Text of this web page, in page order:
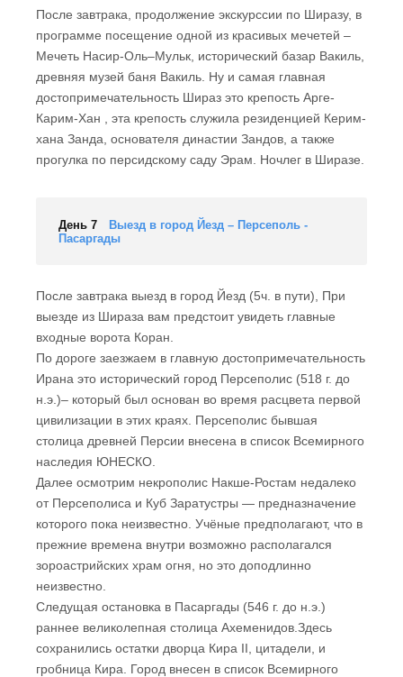
После завтрака, продолжение экскурссии по Ширазу, в
программе посещение одной из красивых мечетей –
Мечеть Насир-Оль–Мульк, исторический базар Вакиль,
древняя музей баня Вакиль. Ну и самая главная
достопримечательность Шираз это крепость Арге-
Карим-Хан , эта крепость служила резиденцией Керим-
хана Занда, основателя династии Зандов, а также
прогулка по персидскому саду Эрам. Ночлег в Ширазе.
День 7
Выезд в город Йезд – Персеполь -
Пасаргады
После завтрака выезд в город Йезд (5ч. в пути), При
выезде из Шираза вам предстоит увидеть главные
входные ворота Коран.
По дороге заезжаем в главную достопримечательность
Ирана это исторический город Персеполис (518 г. до
н.э.)– который был основан во время расцвета первой
цивилизации в этих краях. Персеполис бывшая
столица древней Персии внесена в список Всемирного
наследия ЮНЕСКО.
Далее осмотрим некрополис Накше-Ростам недалеко
от Персеполиса и Куб Заратустры — предназначение
которого пока неизвестно. Учёные предполагают, что в
прежние времена внутри возможно располагался
зороастрийских храм огня, но это доподлинно
неизвестно.
Следущая остановка в Пасаргады (546 г. до н.э.)
раннее великолепная столица Ахеменидов.Здесь
сохранились остатки дворца Кира II, цитадели, и
гробница Кира. Город внесен в список Всемирного